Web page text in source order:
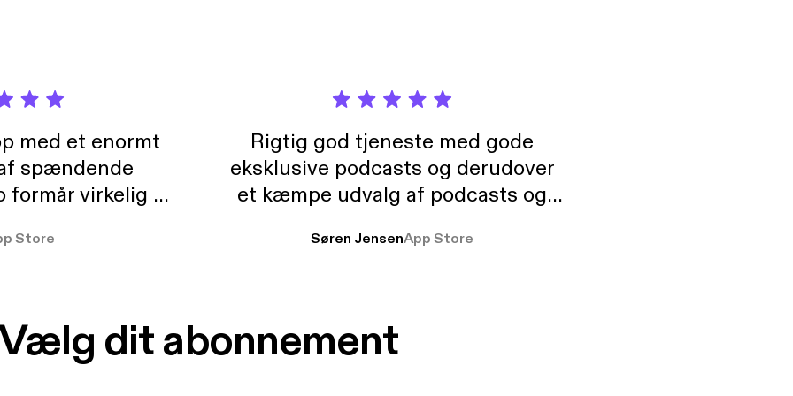
med et enormt
spændende
formår virkelig at
At der så også
Store
Rigtig god tjeneste med gode
eksklusive podcasts og derudover
et kæmpe udvalg af podcasts og
ikke andet så udelukkende pga
Søren JensenApp Store
dit abonnement